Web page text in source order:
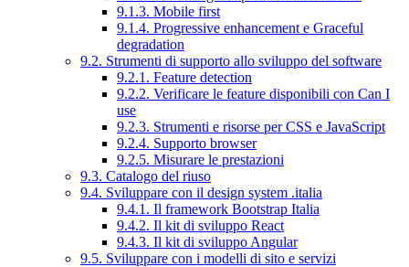
9.1.3. Mobile first
9.1.4. Progressive enhancement e Graceful
degradation
9.2. Strumenti di supporto allo sviluppo del software
9.2.1. Feature detection
9.2.2. Verificare le feature disponibili con Can I
use
9.2.3. Strumenti e risorse per CSS e JavaScript
9.2.4. Supporto browser
9.2.5. Misurare le prestazioni
9.3. Catalogo del riuso
9.4. Sviluppare con il design system .italia
9.4.1. Il framework Bootstrap Italia
9.4.2. Il kit di sviluppo React
9.4.3. Il kit di sviluppo Angular
9.5. Sviluppare con i modelli di sito e servizi